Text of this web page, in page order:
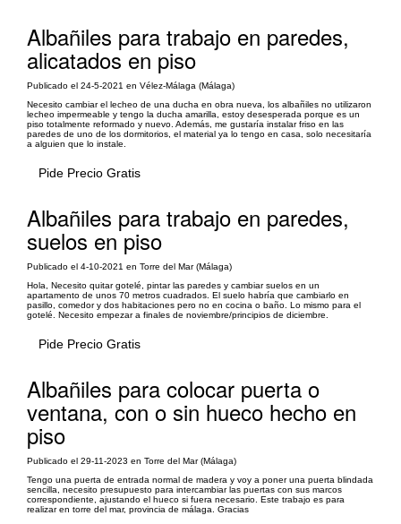
Albañiles para trabajo en paredes,
alicatados en piso
Publicado el 24-5-2021 en Vélez-Málaga (Málaga)
Necesito cambiar el lecheo de una ducha en obra nueva, los albañiles no utilizaron
lecheo impermeable y tengo la ducha amarilla, estoy desesperada porque es un
piso totalmente reformado y nuevo. Además, me gustaría instalar friso en las
paredes de uno de los dormitorios, el material ya lo tengo en casa, solo necesitaría
a alguien que lo instale.
Pide Precio Gratis
Albañiles para trabajo en paredes,
suelos en piso
Publicado el 4-10-2021 en Torre del Mar (Málaga)
Hola, Necesito quitar gotelé, pintar las paredes y cambiar suelos en un
apartamento de unos 70 metros cuadrados. El suelo habría que cambiarlo en
pasillo, comedor y dos habitaciones pero no en cocina o baño. Lo mismo para el
gotelé. Necesito empezar a finales de noviembre/principios de diciembre.
Pide Precio Gratis
Albañiles para colocar puerta o
ventana, con o sin hueco hecho en
piso
Publicado el 29-11-2023 en Torre del Mar (Málaga)
Tengo una puerta de entrada normal de madera y voy a poner una puerta blindada
sencilla, necesito presupuesto para intercambiar las puertas con sus marcos
correspondiente, ajustando el hueco si fuera necesario. Este trabajo es para
realizar en torre del mar, provincia de málaga. Gracias